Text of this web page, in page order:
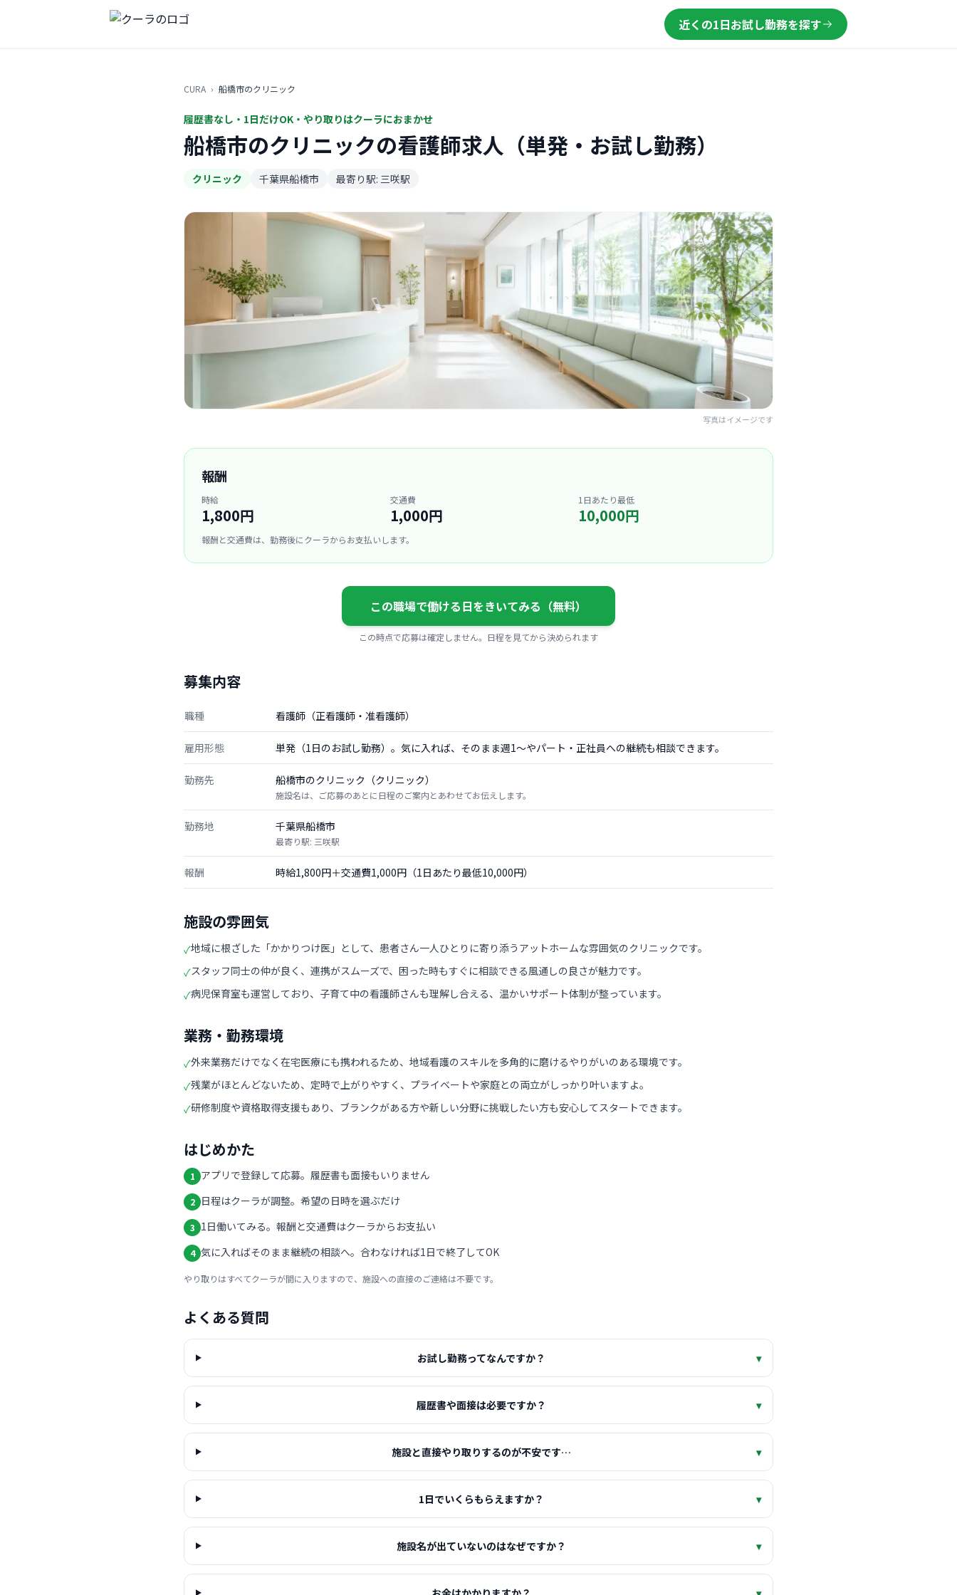
近くの1日お試し勤務を探す
CURA › 船橋市のクリニック
履歴書なし・1日だけOK・やり取りはクーラにおまかせ
船橋市のクリニックの看護師求人（単発・お試し勤務）
クリニック 千葉県船橋市 最寄り駅: 三咲駅
写真はイメージです
報酬
時給
1,800円
交通費
1,000円
1日あたり最低
10,000円
報酬と交通費は、勤務後にクーラからお支払いします。
この職場で働ける日をきいてみる（無料）
この時点で応募は確定しません。日程を見てから決められます
募集内容
職種 看護師（正看護師・准看護師）
雇用形態 単発（1日のお試し勤務）。気に入れば、そのまま週1〜やパート・正社員への継続も相談できます。
勤務先 船橋市のクリニック（クリニック）
施設名は、ご応募のあとに日程のご案内とあわせてお伝えします。
勤務地 千葉県船橋市
最寄り駅: 三咲駅
報酬 時給1,800円＋交通費1,000円（1日あたり最低10,000円）
施設の雰囲気
✓地域に根ざした「かかりつけ医」として、患者さん一人ひとりに寄り添うアットホームな雰囲気のクリニックです。
✓スタッフ同士の仲が良く、連携がスムーズで、困った時もすぐに相談できる風通しの良さが魅力です。
✓病児保育室も運営しており、子育て中の看護師さんも理解し合える、温かいサポート体制が整っています。
業務・勤務環境
✓外来業務だけでなく在宅医療にも携われるため、地域看護のスキルを多角的に磨けるやりがいのある環境です。
✓残業がほとんどないため、定時で上がりやすく、プライベートや家庭との両立がしっかり叶いますよ。
✓研修制度や資格取得支援もあり、ブランクがある方や新しい分野に挑戦したい方も安心してスタートできます。
はじめかた
1 アプリで登録して応募。履歴書も面接もいりません
2 日程はクーラが調整。希望の日時を選ぶだけ
3 1日働いてみる。報酬と交通費はクーラからお支払い
4 気に入ればそのまま継続の相談へ。合わなければ1日で終了してOK
やり取りはすべてクーラが間に入りますので、施設への直接のご連絡は不要です。
よくある質問
お試し勤務ってなんですか？ ▾
履歴書や面接は必要ですか？ ▾
施設と直接やり取りするのが不安です… ▾
1日でいくらもらえますか？ ▾
施設名が出ていないのはなぜですか？ ▾